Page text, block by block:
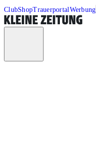
ClubShopTrauerportalWerbung